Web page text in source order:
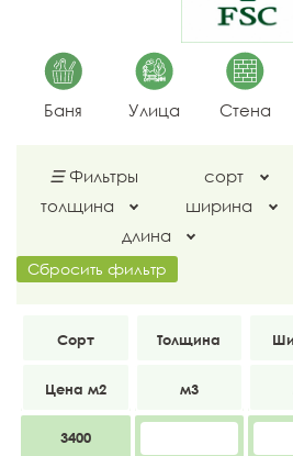
Баня Улица Стена
☰ Фильтры
сорт
толщина
ширина
длина
Сбросить фильтр
Экстра 20
3400